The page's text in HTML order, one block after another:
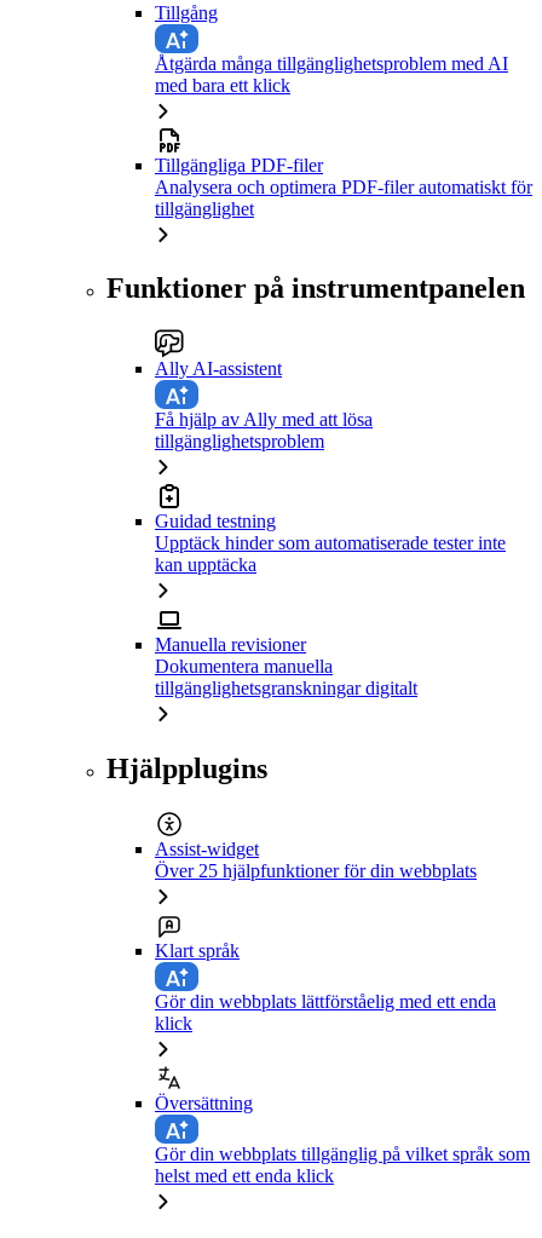
Tillgång
Åtgärda många tillgänglighetsproblem med AI
med bara ett klick
Tillgängliga PDF-filer
Analysera och optimera PDF-filer automatiskt för
tillgänglighet
Funktioner på instrumentpanelen
Ally AI-assistent
Få hjälp av Ally med att lösa
tillgänglighetsproblem
Guidad testning
Upptäck hinder som automatiserade tester inte
kan upptäcka
Manuella revisioner
Dokumentera manuella
tillgänglighetsgranskningar digitalt
Hjälpplugins
Assist-widget
Över 25 hjälpfunktioner för din webbplats
Klart språk
Gör din webbplats lättförståelig med ett enda
klick
Översättning
Gör din webbplats tillgänglig på vilket språk som
helst med ett enda klick